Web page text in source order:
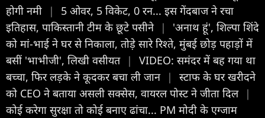
होगी नमी
|
5 ओवर, 5 विकेट, 0 रन... इस गेंदबाज ने रचा
इतिहास, पाकिस्तानी टीम के छूटे पसीने |
'अनाथ हूं', शिल्पा शिंदे
को मां-भाई ने घर से निकाला, तोड़े सारे रिश्ते, मुंबई छोड़ पहाड़ों में
बसीं 'भाभीजी', लिखी वसीयत |
VIDEO: समंदर में बह गया था
बच्चा, फिर लड़के ने कूदकर बचा ली जान |
स्टाफ के घर खरीदने
को CEO ने बताया असली सक्सेस, वायरल पोस्ट ने जीता दिल |
कोई करेगा सुरक्षा तो कोई बनाए ढांचा... PM मोदी के एग्जाम